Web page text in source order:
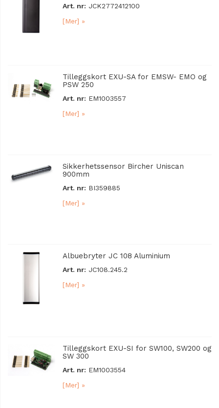
Art. nr: JCK2772412100
[Mer] »
Tilleggskort EXU-SA for EMSW- EMO og
PSW 250
Art. nr: EM1003557
[Mer] »
Sikkerhetssensor Bircher Uniscan
900mm
Art. nr: BI359885
[Mer] »
Albuebryter JC 108 Aluminium
Art. nr: JC108.245.2
[Mer] »
Tilleggskort EXU-SI for SW100, SW200 og
SW 300
Art. nr: EM1003554
[Mer] »